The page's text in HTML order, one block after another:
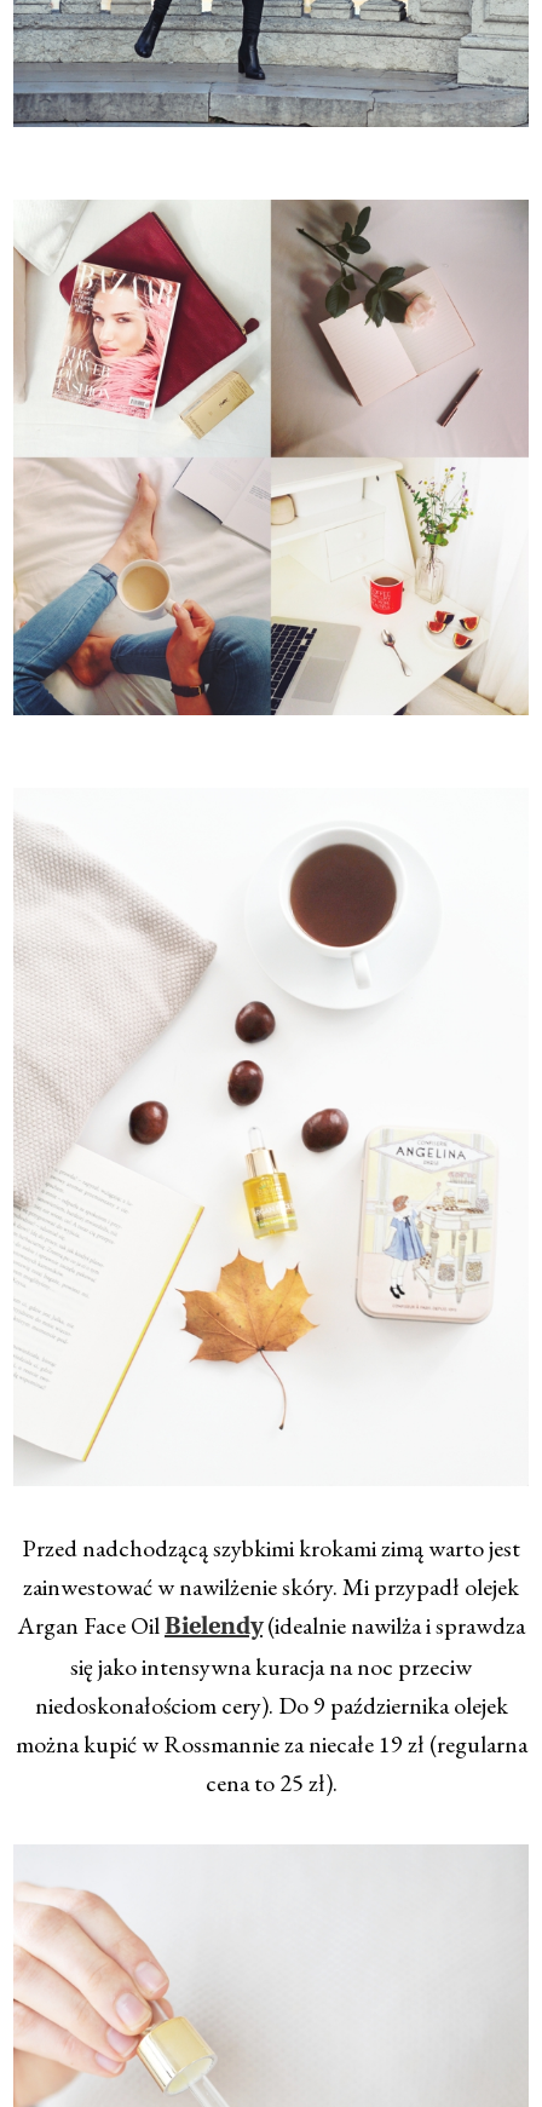
Przed nadchodzącą szybkimi krokami zimą warto jest
zainwestować w nawilżenie skóry. Mi przypadł olejek
Argan Face Oil Bielendy(idealnie nawilża i sprawdza
się jako intensywna kuracja na noc przeciw
niedoskonałościom cery). Do 9 października olejek
można kupić w Rossmannie za niecałe 19 zł (regularna
cena to 25 zł).